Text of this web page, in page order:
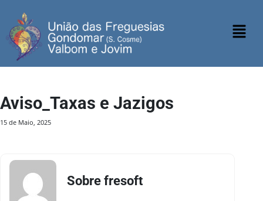
Aviso_Taxas e Jazigos
15 de Maio, 2025
Sobre fresoft